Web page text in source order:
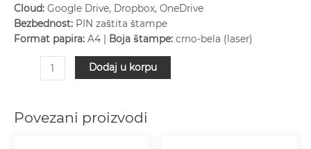
Cloud: Google Drive, Dropbox, OneDrive
Bezbednost: PIN zaštita štampe
Format papira: A4 | Boja štampe: crno-bela (laser)
Dodaj u korpu
Povezani proizvodi